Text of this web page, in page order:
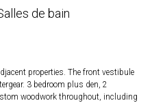
de bain
properties. The front vestibule
3 bedroom plus den, 2
woodwork throughout, including